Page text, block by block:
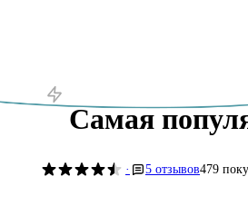
Самая
· 5 отзывов479